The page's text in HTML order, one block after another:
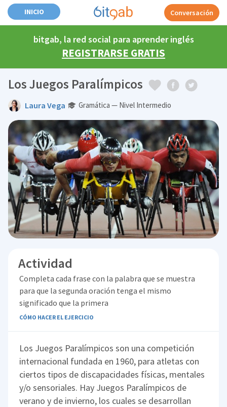
INICIO Conversación
bitgab, la red social para aprender inglés
REGISTRARSE GRATIS
Los Juegos Paralímpicos
Laura Vega Gramática — Nivel Intermedio
Actividad
Completa cada frase con la palabra que se muestra
para que la segunda oración tenga el mismo
significado que la primera
CÓMO HACER EL EJERCICIO
Los Juegos Paralímpicos son una competición
internacional fundada en 1960, para atletas con
ciertos tipos de discapacidades físicas, mentales
y/o sensoriales. Hay Juegos Paralímpicos de
verano y de invierno, los cuales se desarrollan